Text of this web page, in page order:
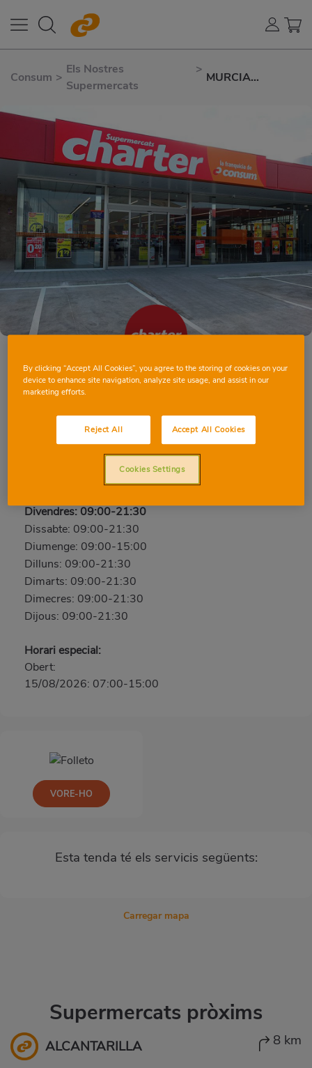
Consum >
Els Nostres
Supermercats
>
MURCIA
MURCIA JILGUERO
Jilguero, 1 (Urb Torreguil), 30833, MURCIA,
96 878 93 33
Divendres: 09:00-21:30
Dissabte: 09:00-21:30
Diumenge: 09:00-15:00
Dilluns: 09:00-21:30
Dimarts: 09:00-21:30
Dimecres: 09:00-21:30
Dijous: 09:00-21:30
Horari especial:
Obert:
15/08/2026: 07:00-15:00
Esta tenda té els servicis següents:
VORE-HO
Carregar mapa
Supermercats pròxims
ALCANTARILLA 8 km
By clicking “Accept All Cookies”, you agree to the storing of cookies on your
device to enhance site navigation, analyze site usage, and assist in our
marketing efforts.
Reject All Accept All Cookies
Cookies Settings